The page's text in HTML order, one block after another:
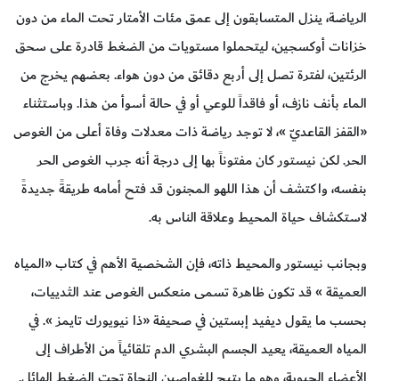
الرياضة، ينزل المتسابقون إلى عمق مئات الأمتار تحت الماء من دون
خزانات أوكسجين، ليتحملوا مستويات من الضغط قادرة على سحق
الرئتين، لفترة تصل إلى أربع دقائق من دون هواء. بعضهم يخرج من
الماء بأنف نازف، أو فاقداً للوعي أو في حالة أسوأ من هذا. وباستثناء
«القفز القاعديّ »، لا توجد رياضة ذات معدلات وفاة أعلى من الغوص
الحر. لكن نيستور كان مفتوناً بها إلى درجة أنه جرب الغوص الحر
بنفسه، واكتشف أن هذا اللهو المجنون قد فتح أمامه طريقةً جديدةً
لاستكشاف حياة المحيط وعلاقة الناس به.
وبجانب نيستور والمحيط ذاته، فإن الشخصية الأهم في كتاب «المياه
العميقة » قد تكون ظاهرة تسمى منعكس الغوص عند الثدييات،
بحسب ما يقول ديفيد إبستين في صحيفة «ذا نيويورك تايمز ». في
المياه العميقة، يعيد الجسم البشري الدم تلقائياً من الأطراف إلى